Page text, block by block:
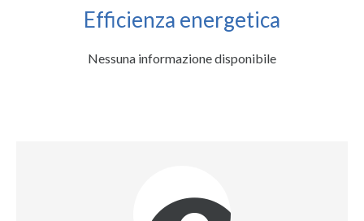
Efficienza energetica
Nessuna informazione disponibile